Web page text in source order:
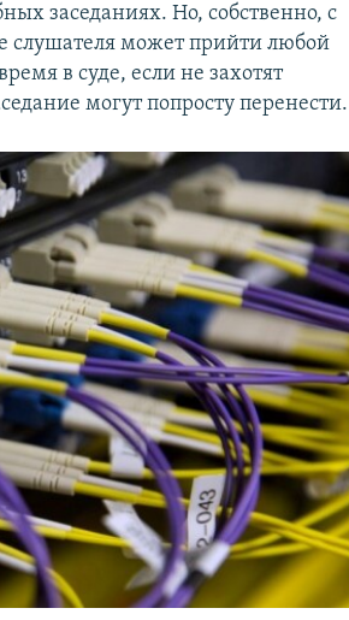
заседаниях. Но, собственно, с
слушателя может прийти любой
в суде, если не захотят
могут попросту перенести.